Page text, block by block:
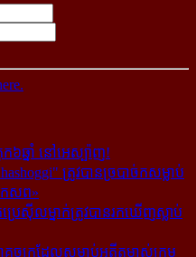
៦ឆ្នាំ នៅ​អេស្ប៉ាញ!
ត្រូវ​បាន​ច្របាច់ក​សម្លាប់​
ក​សព»
រេស៊ីល​ម្នាក់​ត្រូវ​បាន​រក​ឃើញ​ស្លាប់​
ភាគចក្រ​ដែល​សម្លាប់​អតីត​ម្ចាស់​ក្រុម​